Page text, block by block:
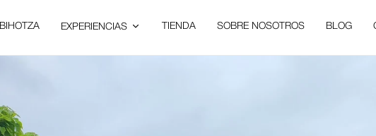
BIHOTZA EXPERIENCIAS TIENDA SOBRE NOSOTROS BLOG